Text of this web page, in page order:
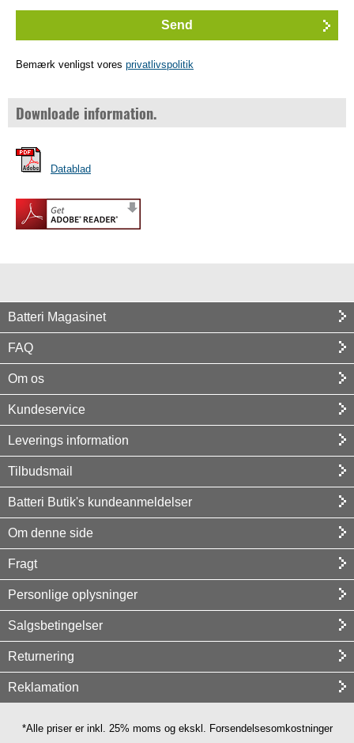
Bemærk venligst vores privatlivspolitik
Downloade information.
Datablad
Batteri Magasinet
FAQ
Om os
Kundeservice
Leverings information
Tilbudsmail
Batteri Butik's kundeanmeldelser
Om denne side
Fragt
Personlige oplysninger
Salgsbetingelser
Returnering
Reklamation
*Alle priser er inkl. 25% moms og ekskl. Forsendelsesomkostninger